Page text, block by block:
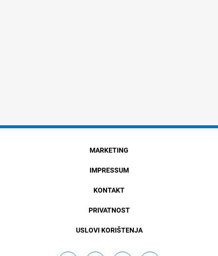
MARKETING
IMPRESSUM
KONTAKT
PRIVATNOST
USLOVI KORIŠTENJA